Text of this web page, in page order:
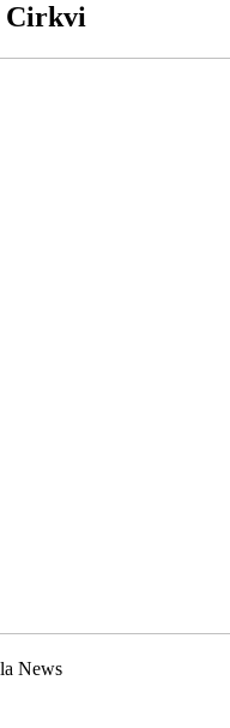
Cirkvi
News